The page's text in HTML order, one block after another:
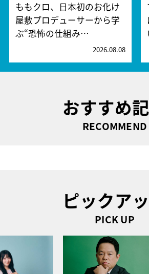
ももクロ、日本初のお化け
屋敷プロデューサーから学
ぶ“恐怖の仕組み…
2026.08.08
おすすめ
RECOMMEND
ピックア
PICK UP